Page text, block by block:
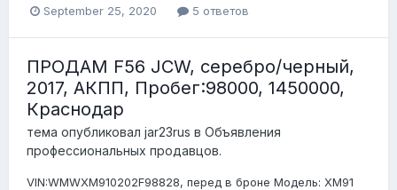
September 25, 2020 5 ответов
ПРОДАМ F56 JCW, серебро/черный,
2017, АКПП, Пробег:98000, 1450000,
Краснодар
тема опубликовал jar23rus в Объявления
профессиональных продавцов.
VIN:WMWXM910202F98828, перед в броне Модель: XM91